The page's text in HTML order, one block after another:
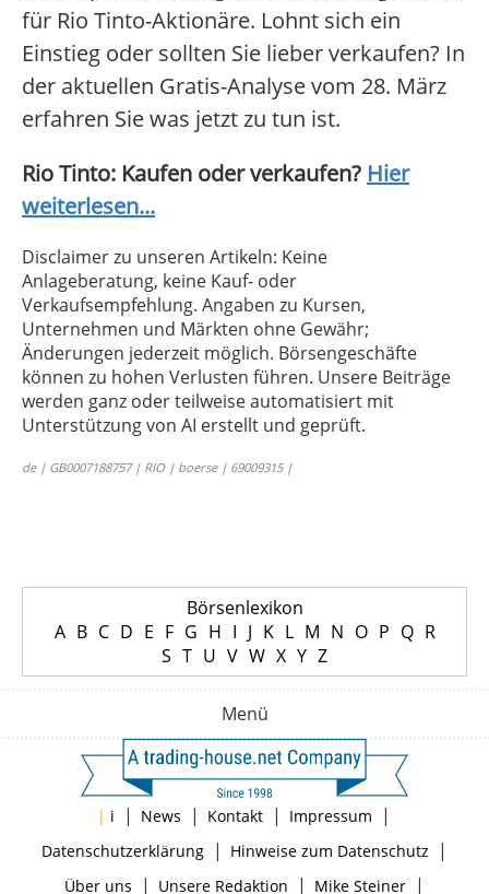
für Rio Tinto-Aktionäre. Lohnt sich ein
Einstieg oder sollten Sie lieber verkaufen? In
der aktuellen Gratis-Analyse vom 28. März
erfahren Sie was jetzt zu tun ist.
Rio Tinto: Kaufen oder verkaufen? Hier
weiterlesen...
Disclaimer zu unseren Artikeln: Keine
Anlageberatung, keine Kauf- oder
Verkaufsempfehlung. Angaben zu Kursen,
Unternehmen und Märkten ohne Gewähr;
Änderungen jederzeit möglich. Börsengeschäfte
können zu hohen Verlusten führen. Unsere Beiträge
werden ganz oder teilweise automatisiert mit
Unterstützung von AI erstellt und geprüft.
de | GB0007188757 | RIO | boerse | 69009315 |
Börsenlexikon
A B C D E F G H I J K L M N O P Q R
S T U V W X Y Z
Menü
| i | News | Kontakt | Impressum |
Datenschutzerklärung| Hinweise zum Datenschutz |
Über uns | Unsere Redaktion | Mike Steiner|